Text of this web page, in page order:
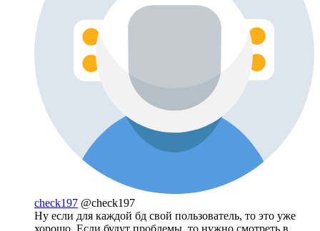
check197 @check197
Ну если для каждой бд свой пользователь, то это уже